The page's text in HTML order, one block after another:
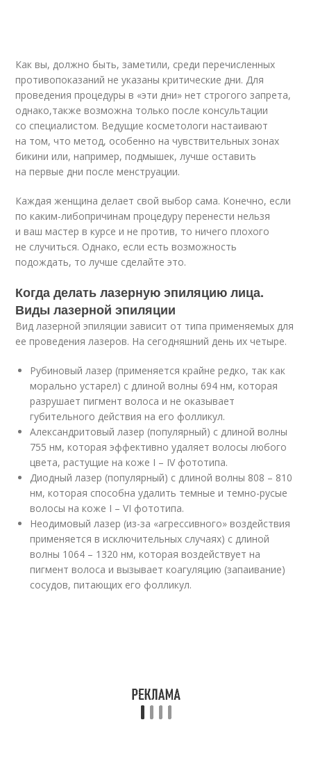
Как вы, должно быть, заметили, среди перечисленных
противопоказаний не указаны критические дни. Для
проведения процедуры в «эти дни» нет строгого запрета,
однако,также возможна только после консультации
со специалистом. Ведущие косметологи настаивают
на том, что метод, особенно на чувствительных зонах
бикини или, например, подмышек, лучше оставить
на первые дни после менструации.
Каждая женщина делает свой выбор сама. Конечно, если
покаким-либопричинам процедуру перенести нельзя
и ваш мастер в курсе и не против, то ничего плохого
не случиться. Однако, если есть возможность
подождать, то лучше сделайте это.
Когда делать лазерную эпиляцию лица.
Виды лазерной эпиляции
Вид лазерной эпиляции зависит от типа применяемых для
ее проведения лазеров. На сегодняшний день их четыре.
Рубиновый лазер (применяется крайне редко, так как
морально устарел) с длиной волны 694 нм, которая
разрушает пигмент волоса и не оказывает
губительного действия на его фолликул.
Александритовый лазер (популярный) с длиной волны
755 нм, которая эффективно удаляет волосы любого
цвета, растущие на коже I – IV фототипа.
Диодный лазер (популярный) с длиной волны 808 – 810
нм, которая способна удалить темные и темно-русые
волосы на коже I – VI фототипа.
Неодимовый лазер (из-за «агрессивного» воздействия
применяется в исключительных случаях) с длиной
волны 1064 – 1320 нм, которая воздействует на
пигмент волоса и вызывает коагуляцию (запаивание)
сосудов, питающих его фолликул.